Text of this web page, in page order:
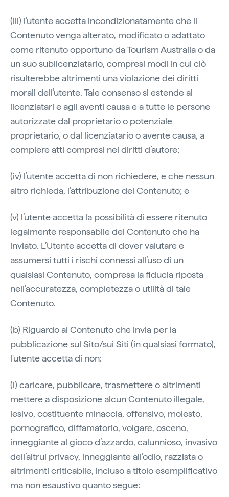
(iii) l’utente accetta incondizionatamente che il
Contenuto venga alterato, modificato o adattato
come ritenuto opportuno da Tourism Australia o da
un suo sublicenziatario, compresi modi in cui ciò
risulterebbe altrimenti una violazione dei diritti
morali dell’utente. Tale consenso si estende ai
licenziatari e agli aventi causa e a tutte le persone
autorizzate dal proprietario o potenziale
proprietario, o dal licenziatario o avente causa, a
compiere atti compresi nei diritti d’autore;
(iv) l’utente accetta di non richiedere, e che nessun
altro richieda, l’attribuzione del Contenuto; e
(v) l’utente accetta la possibilità di essere ritenuto
legalmente responsabile del Contenuto che ha
inviato. L’Utente accetta di dover valutare e
assumersi tutti i rischi connessi all’uso di un
qualsiasi Contenuto, compresa la fiducia riposta
nell’accuratezza, completezza o utilità di tale
Contenuto.
(b) Riguardo al Contenuto che invia per la
pubblicazione sul Sito/sui Siti (in qualsiasi formato),
l'utente accetta di non:
(i) caricare, pubblicare, trasmettere o altrimenti
mettere a disposizione alcun Contenuto illegale,
lesivo, costituente minaccia, offensivo, molesto,
pornografico, diffamatorio, volgare, osceno,
inneggiante al gioco d’azzardo, calunnioso, invasivo
dell’altrui privacy, inneggiante all’odio, razzista o
altrimenti criticabile, incluso a titolo esemplificativo
ma non esaustivo quanto segue: